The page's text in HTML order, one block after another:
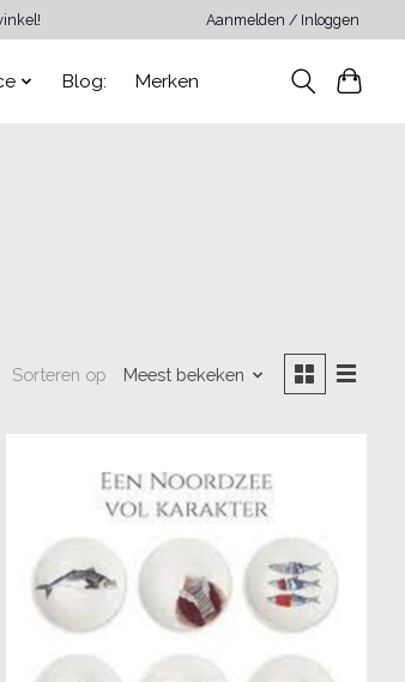
Aanmelden / Inloggen
Blog: Merken
Sorteren op Meest bekeken